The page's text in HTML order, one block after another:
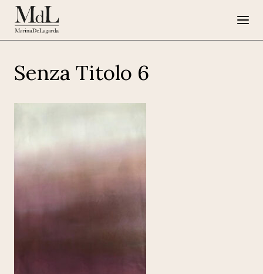
Marina de Lagarda
Lavori
Progetti speciali
Opere su Tela
Press
Senza Titolo 6